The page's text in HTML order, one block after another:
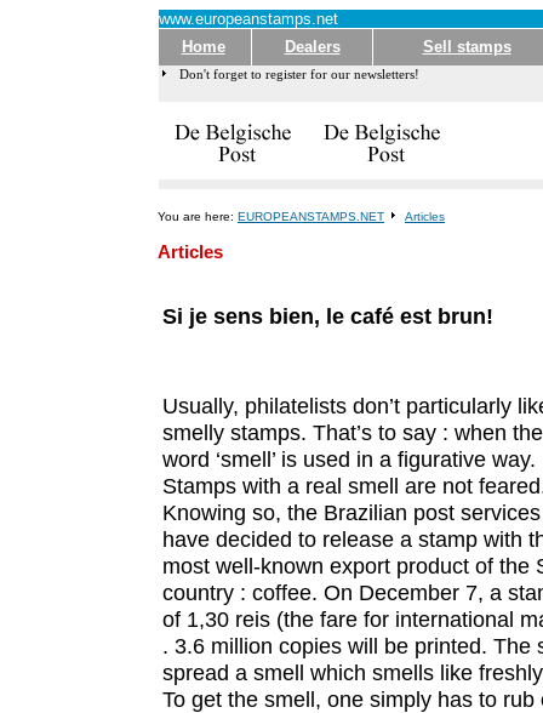
www.europeanstamps.net
Home
Dealers Sell stamps
Don't forget to register for our newsletters!
You are here: EUROPEANSTAMPS.NET Articles
Articles
Si je sens bien, le café est brun!
Usually, philatelists don’t particularly
smelly stamps. That’s to say : when the
word ‘smell’ is used in a figurative way.
Stamps with a real smell are not
Knowing so, the Brazilian post services
have decided to release a stamp with
most well-known export product of the
country : coffee. On December 7, a
of 1,30 reis (the fare for international
. 3.6 million copies will be printed. The
spread a smell which smells like
To get the smell, one simply has to rub